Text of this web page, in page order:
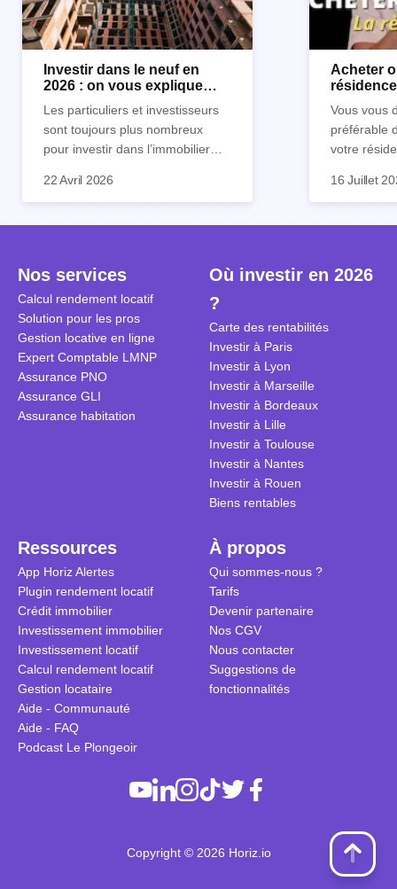
Investir dans le neuf en
2026 : on vous explique
Les particuliers et investisseurs
sont toujours plus nombreux
pour investir dans l’immobilier
nombreux avantages à choisir ce
expliquons tout dans cet article.
22 Avril 2026
Acheter
Vous vous
préférable
votre
pour
la règle
secondes
fenêtres"
sécuriser
16 Juillet
Nos services
Calcul rendement locatif
Solution pour les pros
Gestion locative en ligne
Expert Comptable LMNP
Assurance PNO
Assurance GLI
Assurance habitation
Où investir en 2026
?
Carte des rentabilités
Investir à Paris
Investir à Lyon
Investir à Marseille
Investir à Bordeaux
Investir à Lille
Investir à Toulouse
Investir à Nantes
Investir à Rouen
Biens rentables
Ressources
App Horiz Alertes
Plugin rendement locatif
Crédit immobilier
Investissement immobilier
Investissement locatif
Calcul rendement locatif
Gestion locataire
Aide - Communauté
Aide - FAQ
Podcast Le Plongeoir
À propos
Qui sommes-nous ?
Tarifs
Devenir partenaire
Nos CGV
Nous contacter
Suggestions de
fonctionnalités
Copyright © 2026 Horiz.io